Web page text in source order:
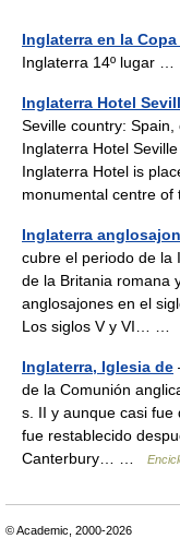
Inglaterra en la
Inglaterra 14º lugar …
Inglaterra Hotel
Seville country:
Inglaterra Hotel
Inglaterra Hotel is
monumental centre
Inglaterra
cubre el periodo de la
de la Britania romana
anglosajones en el
Los siglos V y VI… …
Inglaterra, Iglesia de
de la Comunión
s. II y aunque casi fue
fue restablecido
Canterbury… …
© Academic, 2000-2026